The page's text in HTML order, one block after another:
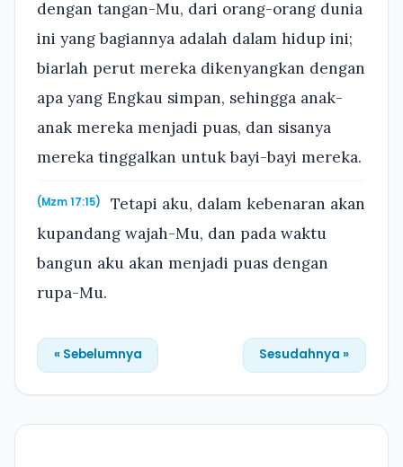
dengan tangan-Mu, dari orang-orang dunia
ini yang bagiannya adalah dalam hidup ini;
biarlah perut mereka dikenyangkan dengan
apa yang Engkau simpan, sehingga anak-
anak mereka menjadi puas, dan sisanya
mereka tinggalkan untuk bayi-bayi mereka.
(Mzm 17:15)
Tetapi aku, dalam kebenaran akan
kupandang wajah-Mu, dan pada waktu
bangun aku akan menjadi puas dengan
rupa-Mu.
« Sebelumnya Sesudahnya »